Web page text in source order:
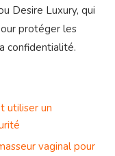
Desire Luxury, qui
protéger les
confidentialité.
utiliser un
vaginal pour